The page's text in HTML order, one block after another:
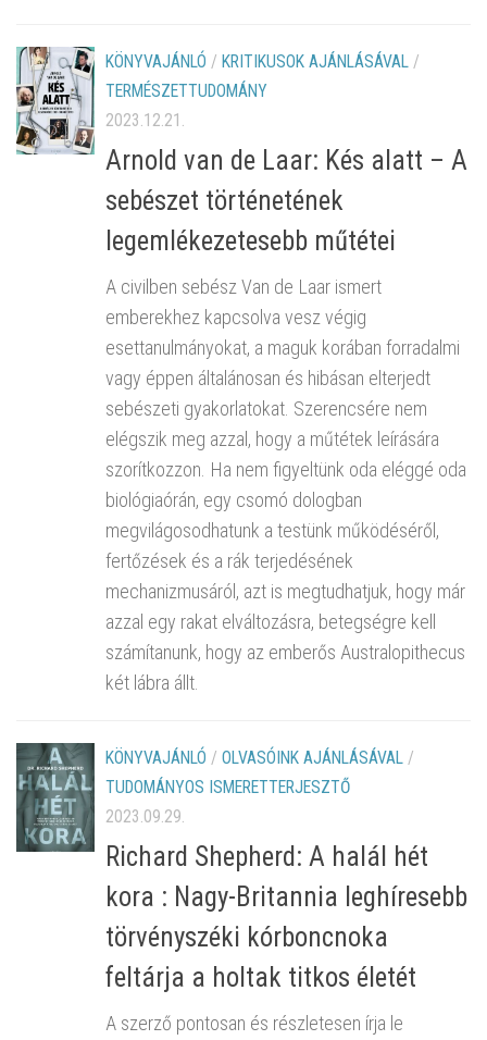
KÖNYVAJÁNLÓ / KRITIKUSOK AJÁNLÁSÁVAL /
TERMÉSZETTUDOMÁNY
2023.12.21.
Arnold van de Laar: Kés alatt – A
sebészet történetének
legemlékezetesebb műtétei
A civilben sebész Van de Laar ismert
emberekhez kapcsolva vesz végig
esettanulmányokat, a maguk korában forradalmi
vagy éppen általánosan és hibásan elterjedt
sebészeti gyakorlatokat. Szerencsére nem
elégszik meg azzal, hogy a műtétek leírására
szorítkozzon. Ha nem figyeltünk oda eléggé oda
biológiaórán, egy csomó dologban
megvilágosodhatunk a testünk működéséről,
fertőzések és a rák terjedésének
mechanizmusáról, azt is megtudhatjuk, hogy már
azzal egy rakat elváltozásra, betegségre kell
számítanunk, hogy az emberős Australopithecus
két lábra állt.
KÖNYVAJÁNLÓ / OLVASÓINK AJÁNLÁSÁVAL /
TUDOMÁNYOS ISMERETTERJESZTŐ
2023.09.29.
Richard Shepherd: A halál hét
kora : Nagy-Britannia leghíresebb
törvényszéki kórboncnoka
feltárja a holtak titkos életét
A szerző pontosan és részletesen írja le